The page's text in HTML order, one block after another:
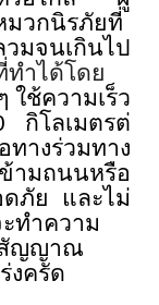
มวกนิรภัยที่
จนเกินไป
่ทำได้โดย
ช้ความเร็ว
กิโลเมตรต่
ทางร่วมทาง
ามถนนหรือ
ดภัย และไม่
ทำความ
สัญญาณ
งครัด